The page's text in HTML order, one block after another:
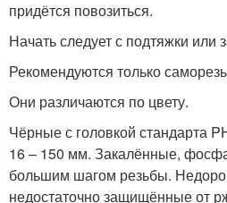
придётся повозиться.
Начать следует с подтяжки или
Рекомендуются только
Они различаются по цвету.
Чёрные с головкой стандарта
16 – 150 мм. Закалённые,
большим шагом резьбы.
недостаточно защищённые от